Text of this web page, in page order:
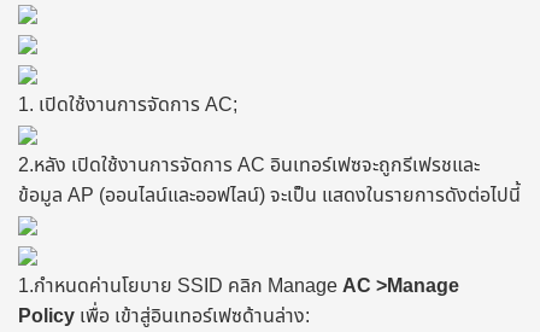
1. เปิดใช้งานการจัดการ AC;
2.หลัง เปิดใช้งานการจัดการAC อินเทอร์เฟซจะถูกรีเฟรชและ
ข้อมูล AP (ออนไลน์และออฟไลน์) จะเป็น แสดงในรายการดังต่อไปนี้
1.กําหนดค่านโยบาย SSID คลิก ManageAC >Manage
Policy เพื่อ เข้าสู่อินเทอร์เฟซด้านล่าง: